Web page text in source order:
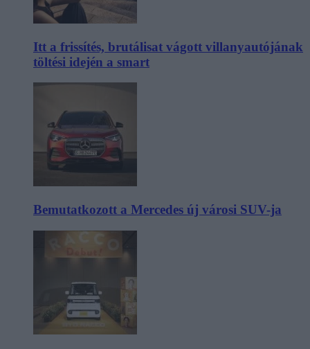
Itt a frissítés, brutálisat vágott villanyautójának
töltési idején a smart
Bemutatkozott a Mercedes új városi SUV-ja